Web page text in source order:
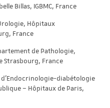
Billas, IGBMC, France
Hôpitaux
France
de Pathologie,
Strasbourg, France
d'Endocrinologie-diabétologie
– Hôpitaux de Paris,